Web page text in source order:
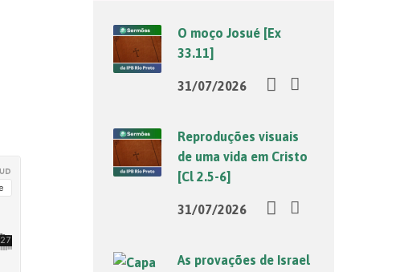
O moço Josué [Ex
33.11]
31/07/2026
Reproduções visuais
de uma vida em Cristo
[Cl 2.5-6]
31/07/2026
As provações de Israel